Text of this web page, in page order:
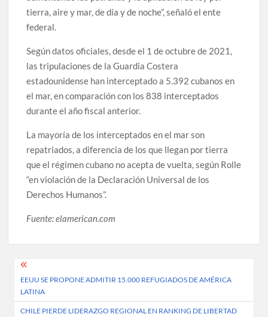
tierra, aire y mar, de día y de noche”, señaló el ente
federal.
Según datos oficiales, desde el 1 de octubre de 2021,
las tripulaciones de la Guardia Costera
estadounidense han interceptado a 5.392 cubanos en
el mar, en comparación con los 838 interceptados
durante el año fiscal anterior.
La mayoría de los interceptados en el mar son
repatriados, a diferencia de los que llegan por tierra
que el régimen cubano no acepta de vuelta, según Rolle
“en violación de la Declaración Universal de los
Derechos Humanos”.
Fuente: elamerican.com
Post
navigation
EEUU SE PROPONE ADMITIR 15.000 REFUGIADOS DE AMÉRICA
LATINA
CHILE PIERDE LIDERAZGO REGIONAL EN RANKING DE LIBERTAD